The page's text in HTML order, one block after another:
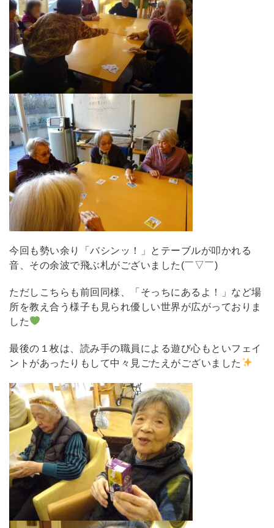
今回も勢い余り「バシンッ！」とテーブルが叩かれる
音、その余波で飛ぶ札がございました(￣▽￣)
ただしこちらも前回同様、「そっちにあるよ！」など場
所を教え合う様子も見られ優しい世界が広がっておりま
した
最後の１枚は、読み手の職員による遊び心もといフェイ
ントがあったりもして中々見ごたえがございました